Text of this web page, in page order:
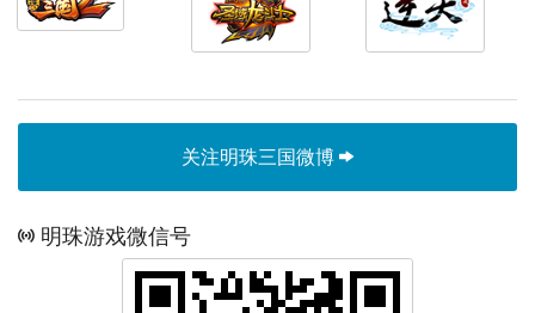
关注明珠三国微博
明珠游戏微信号